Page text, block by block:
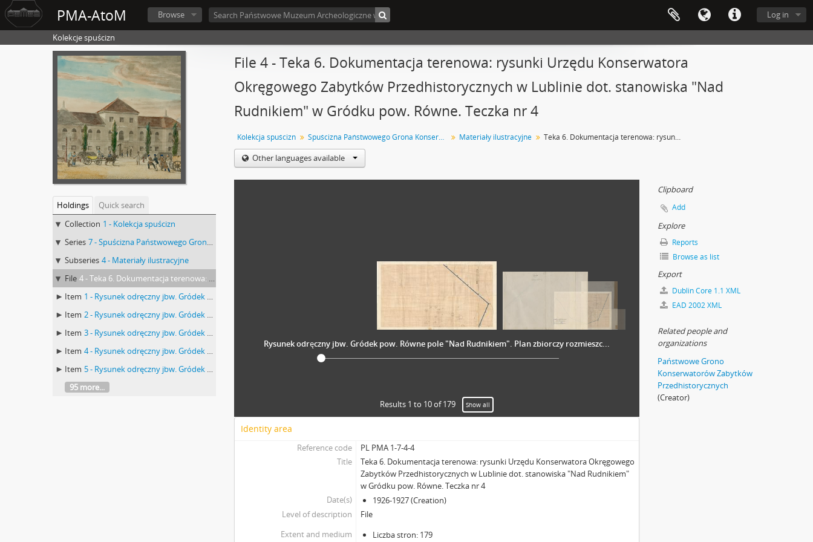
PMA-AtoM Log in
Browse
Kolekcje spuścizn
Holdings
Quick search
Collection 1 - Kolekcja spuścizn
Series 7 - Spuścizna Państwowego Grona Konserwatorów Zabytków Przedhistorycznych : Sprawy Urzędu Konserwatora Okręgowego Zabytków Przedhistorycznych w Lublinie
Subseries 4 - Materiały ilustracyjne
File 4 - Teka 6. Dokumentacja terenowa: rysunki Urzędu Konserwatora Okręgowego Zabytków Przedhistorycznych w Lublinie dot. stanowiska "Nad Rudnikiem" w Gródku pow. Równe. Teczka nr 4
Item 1 - Rysunek odręczny jbw. Gródek pow. Równe pole "Nad Rudnikiem". Plan zbiorczy rozmieszczenia jam. Skala: (?). Autor: nieokreślony. Badania archeologiczne M. Drewko w 1926 r.
Item 2 - Rysunek odręczny jbw. Gródek pow. Równe pole "Nad Rudnikiem". Plan zbiorczy rozmieszczenia chat i jam. Skala: 1:100. Autor: nieokreślony. Badania archeologiczne M. Drewko w 1926 r.
Item 3 - Rysunek odręczny jbw. Gródek pow. Równe pole "Nad Rudnikiem". Plan zbiorczy chaty drugiej oraz leżących w pobliżu jam. Skala: 1:20(?). Autor: nieokreślony. Badania archeologiczne M. Drewko w 1926 r.
Item 4 - Rysunek odręczny jbw. Gródek pow. Równe pole "Nad Rudnikiem". Plan zbiorczy chaty drugiej oraz leżących w pobliżu jam. Skala: 1:20(?). Autor: nieokreślony. Badania archeologiczne M. Drewko w 1926 r.
Item 5 - Rysunek odręczny jbw. Gródek pow. Równe pole "Nad Rudnikiem". Plan wykopu po splantowaniu ziemi ornej jamy: pierwsza druga trzecia czwarta piąta szósta siódma. Skala: 1:20(?). Autor: nieokreślony. Badania archeologiczne M. Drewko w 1926 r.
95 more...
File 4 - Teka 6. Dokumentacja terenowa: rysunki Urzędu Konserwatora
Okręgowego Zabytków Przedhistorycznych w Lublinie dot. stanowiska "Nad
Rudnikiem" w Gródku pow. Równe. Teczka nr 4
Kolekcja spuścizn Spuścizna Państwowego Grona Konserwatorów Zabytków Przedhistorycznych : Sprawy Urzędu Konserwatora Okręgowego Zabytków Przedhistorycznych w Lublinie Materiały ilustracyjne Teka 6. Dokumentacja terenowa: rysunki Urzędu Konserwatora Okręgowego Zabytków Przedhistorycznych w Lublinie dot. stanowiska "Nad Rudnikiem" w Gródku pow. Równe. Teczka nr 4
Other languages available
Rysunek odręczny jbw. Gródek pow. Równe pole "Nad Rudnikiem". Plan zbiorczy rozmieszc...
Results 1 to 10 of 179 Show all
Identity area
Reference code
PL PMA 1-7-4-4
Title
Teka 6. Dokumentacja terenowa: rysunki Urzędu Konserwatora Okręgowego
Zabytków Przedhistorycznych w Lublinie dot. stanowiska "Nad Rudnikiem"
w Gródku pow. Równe. Teczka nr 4
Date(s)
1926-1927 (Creation)
Level of description
File
Extent and medium
Liczba stron: 179
Clipboard
Add
Explore
Reports
Browse as list
Export
Dublin Core 1.1 XML
EAD 2002 XML
Related people and
organizations
Państwowe Grono
Konserwatorów Zabytków
Przedhistorycznych
(Creator)